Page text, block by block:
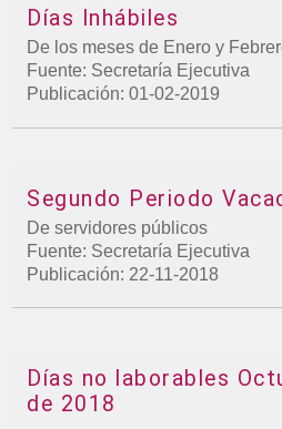
Días Inhábiles
De los meses de Enero y
Fuente: Secretaría Ejecutiva
Publicación: 01-02-2019
Segundo Periodo
De servidores públicos
Fuente: Secretaría Ejecutiva
Publicación: 22-11-2018
Días no laborables
de 2018